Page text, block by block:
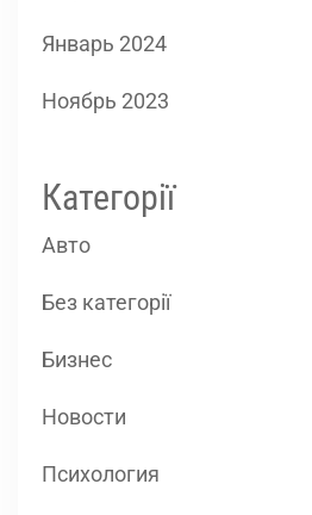
Январь 2024
Ноябрь 2023
Категорії
Авто
Без категорії
Бизнес
Новости
Психология